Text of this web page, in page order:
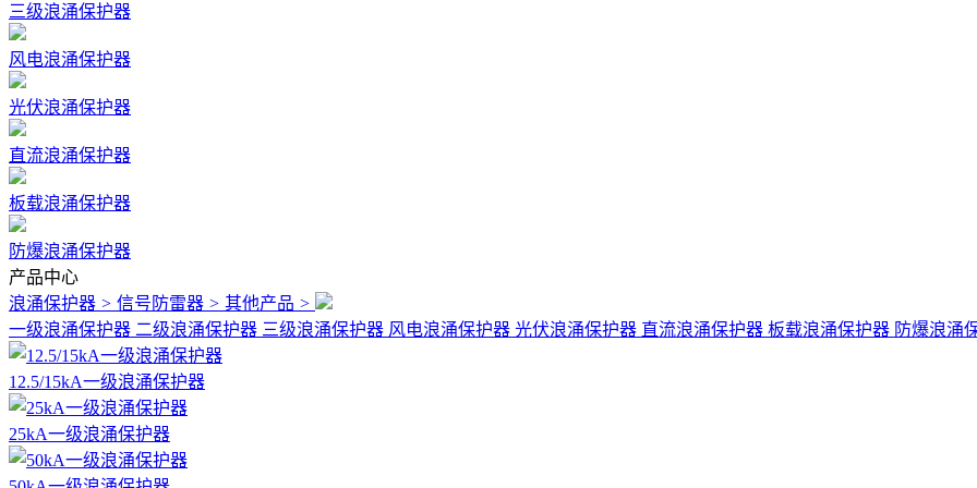
三级浪涌保护器
风电浪涌保护器
光伏浪涌保护器
直流浪涌保护器
板载浪涌保护器
防爆浪涌保护器
产品中心
浪涌保护器 > 信号防雷器 > 其他产品 >
一级浪涌保护器 二级浪涌保护器 三级浪涌保护器 风电浪涌保护器 光伏浪涌保护器 直流浪涌保护器 板载浪涌保护器 防爆浪涌
12.5/15kA一级浪涌保护器
25kA一级浪涌保护器